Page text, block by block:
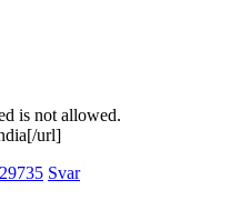
is not allowed.
url]
Svar